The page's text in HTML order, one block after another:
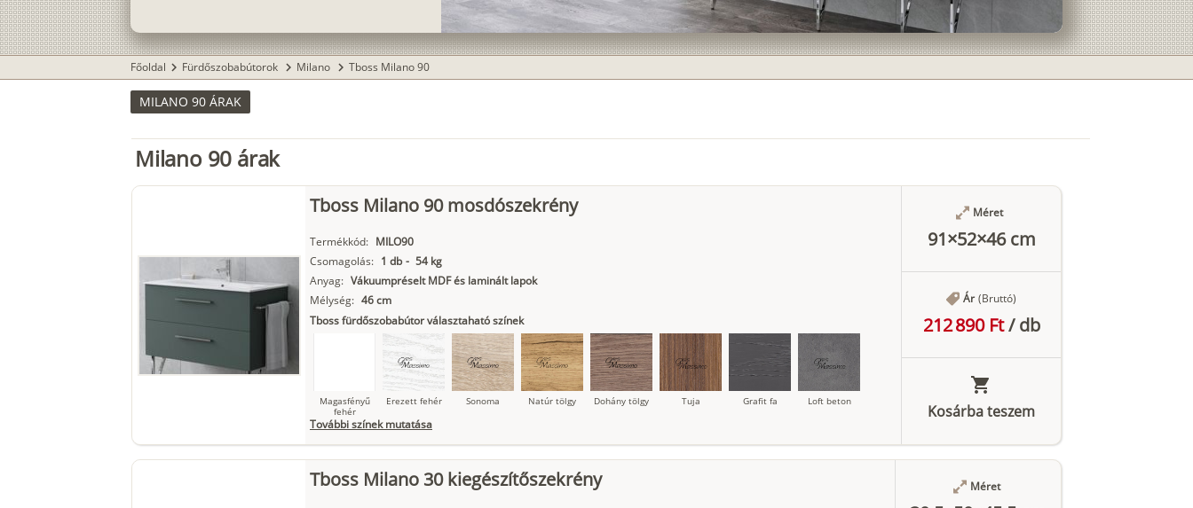
Főoldal chevron_right Fürdőszobabútorok chevron_right Milano chevron_right Tboss Milano 90
MILANO 90 ÁRAK
Milano 90 árak
Tboss Milano 90 mosdószekrény
Termékkód: MILO90
Csomagolás: 1 db - 54 kg
Anyag: Vákuumpréselt MDF és laminált lapok
Mélység: 46 cm
Tboss fürdőszobabútor választaható színek
Magasfényű
fehér
Erezett fehér Sonoma Natúr tölgy Dohány tölgy Tuja Grafit fa Loft beton
Szupermatt
Lágy krém Kasmír Kőszürke
További színek mutatása
Méret
91×52×46 cm
Ár (Bruttó)
212 890 Ft/db
Kosárba teszem
Tboss Milano 30 kiegészítőszekrény Méret